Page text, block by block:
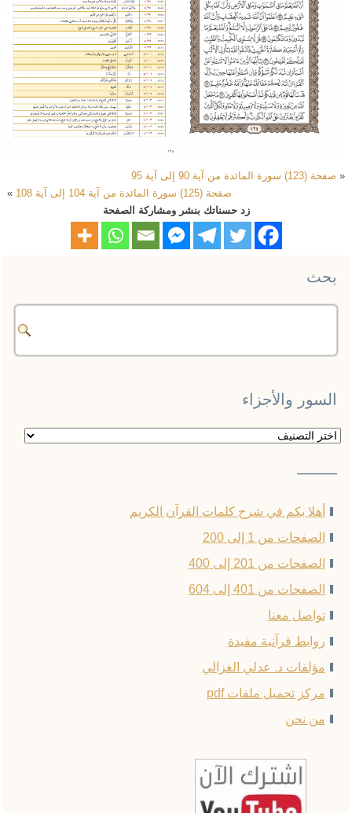
« صفحة (123) سورة المائدة من آية 90 إلى آية 95
صفحة (125) سورة المائدة من آية 104 إلى آية 108
»
زد حسناتك بنشر ومشاركة الصفحة
بحث
السور والأجزاء
السور
——–
أهلا بكم في شرح كلمات القرآن الكريم
الصفحات من 1 إلى 200
الصفحات من 201 إلى 400
الصفحات من 401 إلى 604
تواصل معنا
روابط قرآنية مفيدة
مؤلفات د. عدلي الغزالي
مركز تحميل ملفات pdf
من نحن